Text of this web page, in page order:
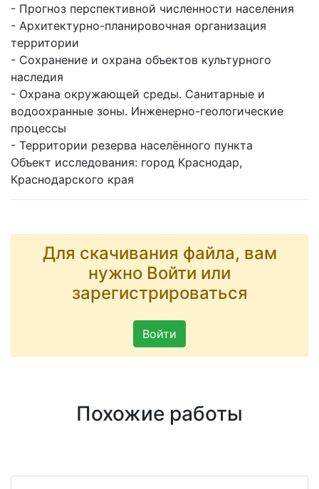
- Прогноз перспективной численности населения
- Архитектурно-планировочная организация
территории
- Сохранение и охрана объектов культурного
наследия
- Охрана окружающей среды. Санитарные и
водоохранные зоны. Инженерно-геологические
процессы
- Территории резерва населённого пункта
Объект исследования: город Краснодар,
Краснодарского края
Для скачивания файла, вам
нужно Войти или
зарегистрироваться
Войти
Похожие работы